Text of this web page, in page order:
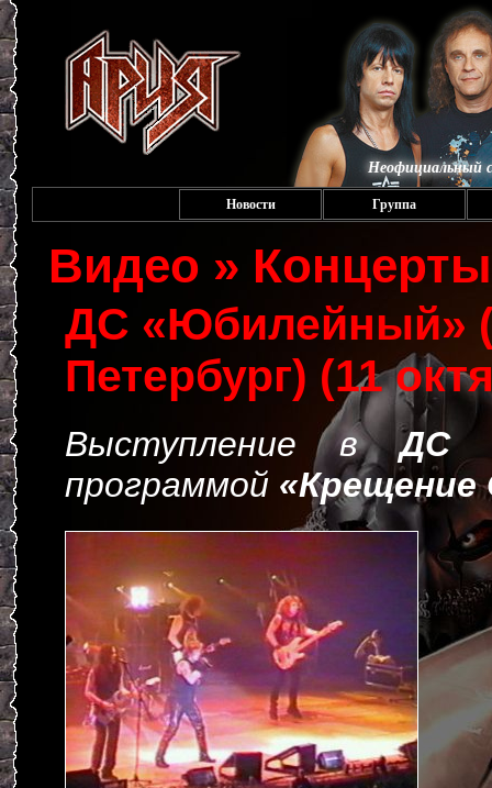
Неофициальный
Новости Группа
Видео » Концерты
ДС «Юбилейный»
Петербург) (11
Выступление вДС
программой «Крещение